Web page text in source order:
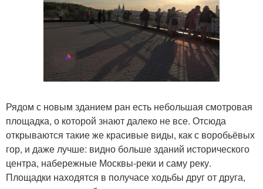
Рядом с новым зданием ран есть небольшая смотровая
площадка, о которой знают далеко не все. Отсюда
открываются такие же красивые виды, как с воробьёвых
гор, и даже лучше: видно больше зданий исторического
центра, набережные Москвы-реки и саму реку.
Площадки находятся в получасе ходьбы друг от друга,